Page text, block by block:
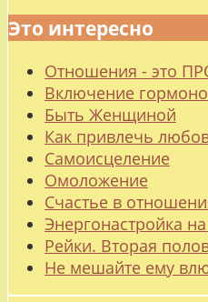
Это интересно
Отношения - это
Включение
Быть Женщиной
Как привлечь
Самоисцеление
Омоложение
Счастье в
Энергонастройка
Рейки. Вторая
Не мешайте ему